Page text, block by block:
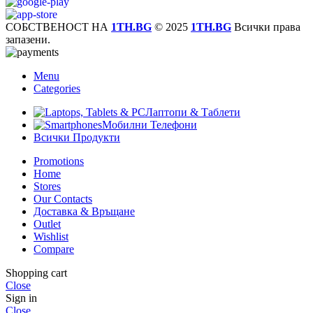
СОБСТВЕНОСТ НА 1TH.BG © 2025 1TH.BG Всички права
запазени.
Menu
Categories
Лаптопи & Таблети
Мобилни Телефони
Всички Продукти
Promotions
Home
Stores
Our Contacts
Доставка & Връщане
Outlet
Wishlist
Compare
Shopping cart
Close
Sign in